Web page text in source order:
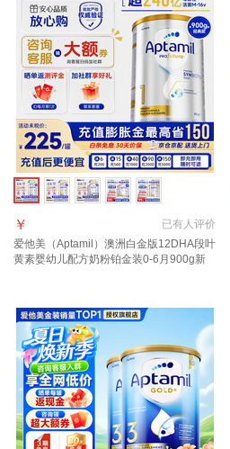
已有人评价
￥
爱他美（Aptamil）澳洲白金版12DHA段叶
黄素婴幼儿配方奶粉铂金装0-6月900g新